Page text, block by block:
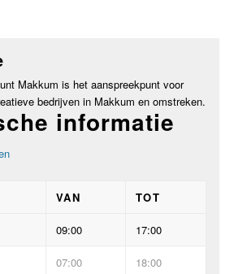
Makkum is het aanspreekpunt voor
bedrijven in Makkum en omstreken.
informatie
VAN TOT
09:00 17:00
07:00 18:00